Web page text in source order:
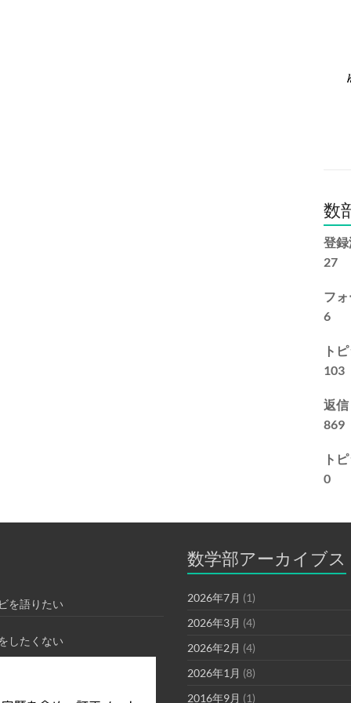
数
登
27
フ
6
ト
103
返信
869
ト
0
を語りたい
したくない
数学部アーカイブス
2026年7月 (1)
2026年3月 (4)
2026年2月 (4)
2026年1月 (8)
2016年9月 (1)